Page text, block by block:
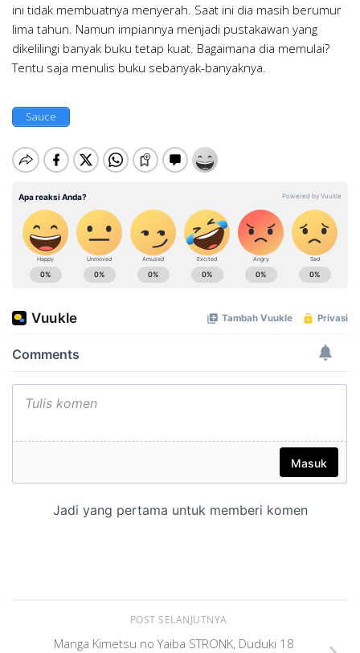
ini tidak membuatnya menyerah. Saat ini dia masih berumur
lima tahun. Namun impiannya menjadi pustakawan yang
dikelilingi banyak buku tetap kuat. Bagaimana dia memulai?
Tentu saja menulis buku sebanyak-banyaknya.
Sauce
POST SELANJUTNYA
Manga Kimetsu no Yaiba STRONK, Duduki 18